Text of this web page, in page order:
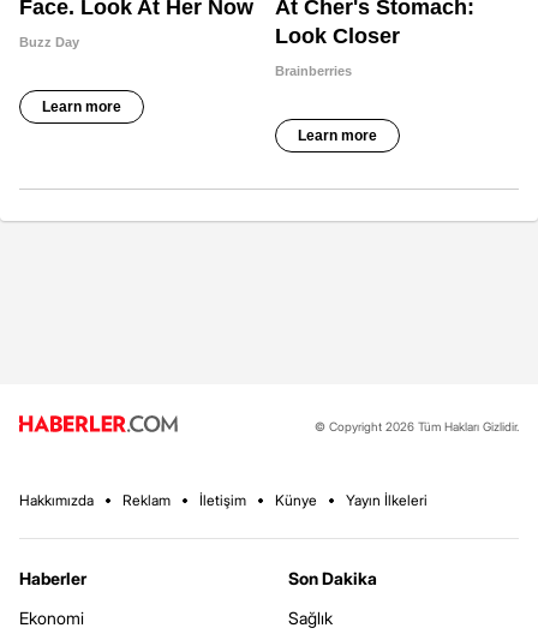
© Copyright 2026 Tüm Hakları Gizlidir.
Hakkımızda Reklam İletişim Künye Yayın İlkeleri
Haberler
Ekonomi
Son Dakika
Sağlık